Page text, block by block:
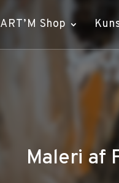
ART’M Shop
Maleri af